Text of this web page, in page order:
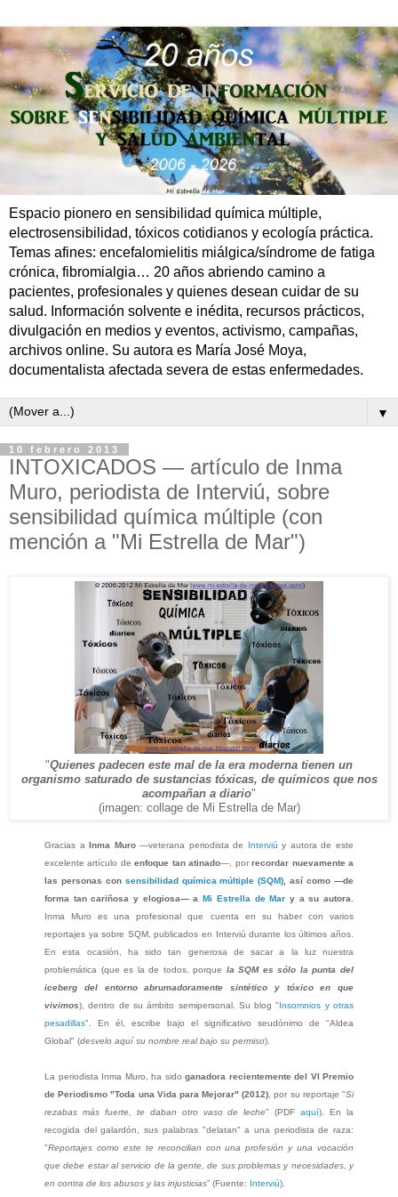
Espacio pionero en sensibilidad química múltiple,
electrosensibilidad, tóxicos cotidianos y ecología práctica.
Temas afines: encefalomielitis miálgica/síndrome de fatiga
crónica, fibromialgia… 20 años abriendo camino a
pacientes, profesionales y quienes desean cuidar de su
salud. Información solvente e inédita, recursos prácticos,
divulgación en medios y eventos, activismo, campañas,
archivos online. Su autora es María José Moya,
documentalista afectada severa de estas enfermedades.
▼
10 febrero 2013
INTOXICADOS — artículo de Inma
Muro, periodista de Interviú, sobre
sensibilidad química múltiple (con
mención a "Mi Estrella de Mar")
"Quienes padecen este mal de la era moderna tienen un
organismo saturado de sustancias tóxicas, de químicos que nos
acompañan a diario"
(imagen: collage deMi Estrella de Mar)
Gracias a Inma Muro—veterana periodista de Interviú y autora de este
excelente artículo deenfoque tan atinado—, porrecordar nuevamente a
las personas con sensibilidad química múltiple (SQM) , así como —de
forma tan cariñosa y elogiosa— aMi Estrella de Mar y asu autora
Inma Muro es una profesional que
cuenta en su haber con varios
reportajes ya sobre SQM, publicados en Interviú durante los últimos años.
En esta ocasión, ha sido tan generosa de sacar a la luz nuestra
problemática (que es la de todos, porque la SQM es sólo la punta del
iceberg del entorno abrumadoramente sintético y tóxico en que
vivimos), dentro de su ámbito semipersonal. Su blog "Insomnios y otras
pesadillas". En él, escribe bajo el significativo seudónimo de "Aldea
Global" (desvelo aquí su nombre real bajo su permiso).
La periodista Inma Muro, ha sido ganadora recientemente del VI Premio
de Periodismo "Toda una Vida para Mejorar" (2012) , por su reportaje "Si
rezabas más fuerte, te daban otro vaso de leche" (PDFaquí). En la
recogida del galardón, sus palabras "delatan" a una periodista de raza:
"Reportajes como este te reconcilian con una profesión y una vocación
que debe estar al servicio de la gente, de sus problemas y necesidades, y
en contra de los abusos y las injusticias” (Fuente: Interviú).